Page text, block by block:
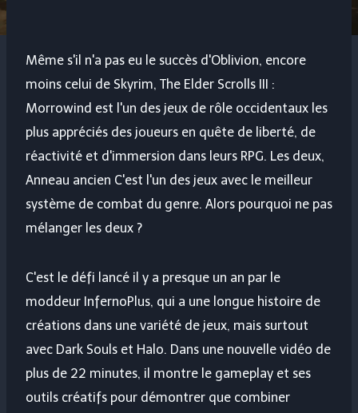
Même s'il n'a pas eu le succès d'Oblivion, encore
moins celui de Skyrim, The Elder Scrolls III :
Morrowind est l'un des jeux de rôle occidentaux les
plus appréciés des joueurs en quête de liberté, de
réactivité et d'immersion dans leurs RPG. Les deux,
Anneau ancien C'est l'un des jeux avec le meilleur
système de combat du genre. Alors pourquoi ne pas
mélanger les deux ?
C'est le défi lancé il y a presque un an par le
moddeur InfernoPlus, qui a une longue histoire de
créations dans une variété de jeux, mais surtout
avec Dark Souls et Halo. Dans une nouvelle vidéo de
plus de 22 minutes, il montre le gameplay et ses
outils créatifs pour démontrer que combiner